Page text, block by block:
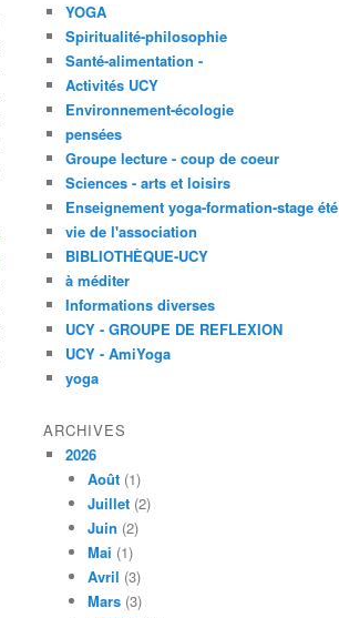
YOGA
Spiritualité-philosophie
Santé-alimentation -
Activités UCY
Environnement-écologie
pensées
Groupe lecture - coup de coeur
Sciences - arts et loisirs
Enseignement yoga-formation-stage été
vie de l'association
BIBLIOTHÈQUE-UCY
à méditer
Informations diverses
UCY - GROUPE DE REFLEXION
UCY - AmiYoga
yoga
ARCHIVES
2026
Août (1)
Juillet (2)
Juin (2)
Mai (1)
Avril (3)
Mars (3)